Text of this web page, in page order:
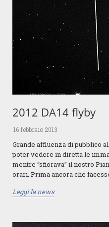
2012 DA14 flyby
16 febbraio 2013
Grande affluenza di pubblico
poter vedere in diretta le
mentre “sfiorava” il nostro
orari. Prima ancora che
Leggi la news